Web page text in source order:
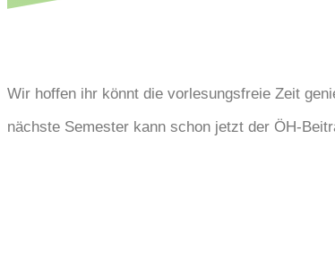
Wir hoffen ihr könnt die vorlesungsfreie Zeit
nächste Semester kann schon jetzt der ÖH-